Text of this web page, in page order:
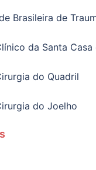
Brasileira de
da Santa
do Quadril
do Joelho